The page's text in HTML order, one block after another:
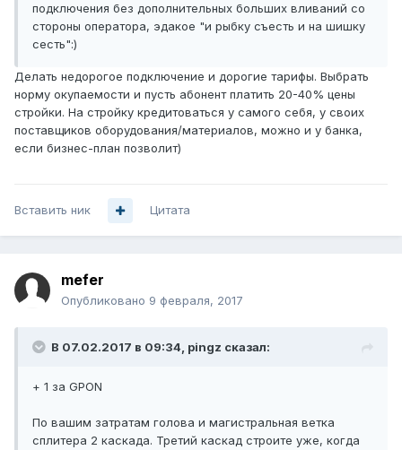
подключения без дополнительных больших вливаний со
стороны оператора, эдакое "и рыбку съесть и на шишку
сесть":)
Делать недорогое подключение и дорогие тарифы. Выбрать
норму окупаемости и пусть абонент платить 20-40% цены
стройки. На стройку кредитоваться у самого себя, у своих
поставщиков оборудования/материалов, можно и у банка,
если бизнес-план позволит)
Вставить ник Цитата
mefer
Опубликовано 9 февраля, 2017
В 07.02.2017 в 09:34, pingz сказал:
+ 1 за GPON
По вашим затратам голова и магистральная ветка
сплитера 2 каскада. Третий каскад строите уже, когда